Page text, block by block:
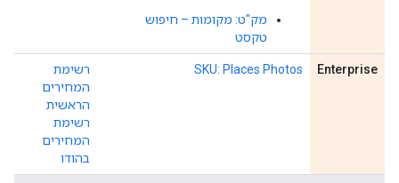
מק"ט: מקומות – חיפוש
טקסט
Enterprise
SKU: Places Photos
רשימת
המחירים
הראשית
רשימת
המחירים
בהודו